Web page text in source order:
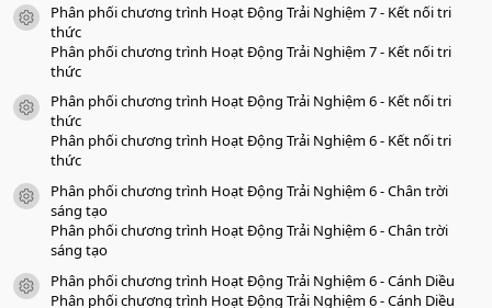
icon tài liệu
Phân phối chương trình Hoạt Động Trải Nghiệm 7 - Kết nối tri
thức
Phân phối chương trình Hoạt Động Trải Nghiệm 7 - Kết nối tri
thức
icon tài liệu
Phân phối chương trình Hoạt Động Trải Nghiệm 6 - Kết nối tri
thức
Phân phối chương trình Hoạt Động Trải Nghiệm 6 - Kết nối tri
thức
icon tài liệu
Phân phối chương trình Hoạt Động Trải Nghiệm 6 - Chân trời
sáng tạo
Phân phối chương trình Hoạt Động Trải Nghiệm 6 - Chân trời
sáng tạo
icon tài liệu
Phân phối chương trình Hoạt Động Trải Nghiệm 6 - Cánh Diều
Phân phối chương trình Hoạt Động Trải Nghiệm 6 - Cánh Diều